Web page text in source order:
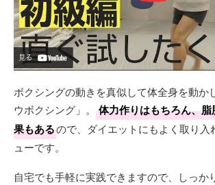
ボクシングの動きを真似して体全身を動か
ウボクシング」。
体力作りはもちろん、
果もあるので、ダイエットにもよく取り入
ューです。
自宅でも手軽に実践できますので、しっか